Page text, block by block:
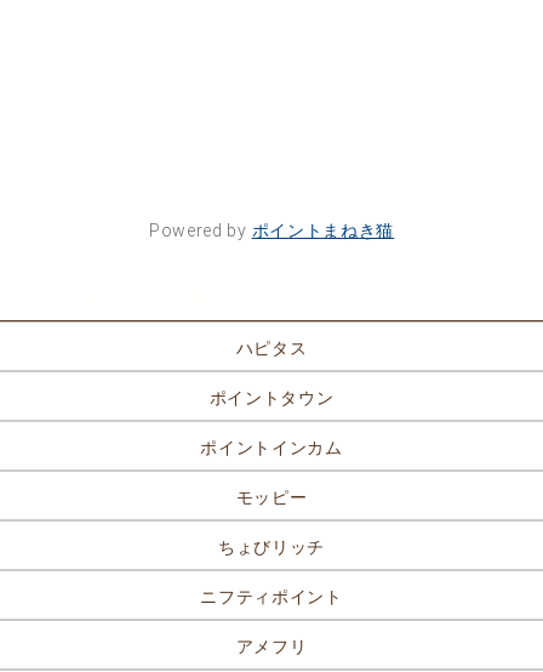
Powered by ポイントまねき猫
ハピタス
ポイントタウン
ポイントインカム
モッピー
ちょびリッチ
ニフティポイント
アメフリ